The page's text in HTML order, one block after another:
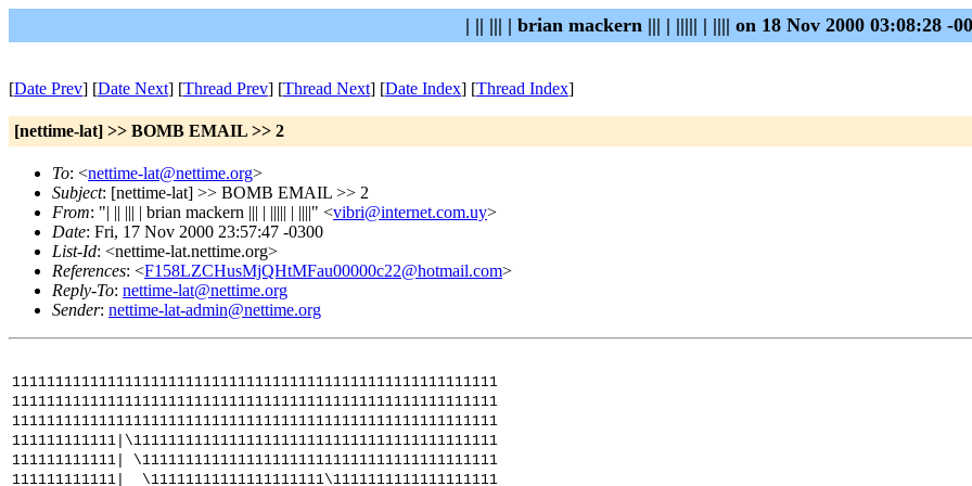
| || ||| | brian mackern ||| | ||||| | |||| on 18 Nov 2000 03:08:28 -
[Date Prev] [Date Next] [Thread Prev] [Thread Next] [Date Index] [Thread Index]
[nettime-lat] >> BOMB EMAIL >> 2
To: <nettime-lat@nettime.org>
Subject: [nettime-lat] >> BOMB EMAIL >> 2
From: "| || ||| | brian mackern ||| | ||||| | ||||" <vibri@internet.com.uy>
Date: Fri, 17 Nov 2000 23:57:47 -0300
List-Id: <nettime-lat.nettime.org>
References: <F158LZCHusMjQHtMFau00000c22@hotmail.com>
Reply-To: nettime-lat@nettime.org
Sender: nettime-lat-admin@nettime.org
11111111111111111111111111111111111111111111111111111111
11111111111111111111111111111111111111111111111111111111
11111111111111111111111111111111111111111111111111111111
111111111111|\111111111111111111111111111111111111111111
111111111111| \11111111111111111111111111111111111111111
111111111111| \11111111111111111111\1111111111111111111